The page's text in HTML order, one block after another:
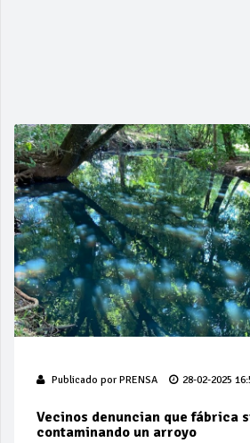
Publicado por PRENSA 28-02-2025
Vecinos denuncian que fábrica
contaminando un arroyo